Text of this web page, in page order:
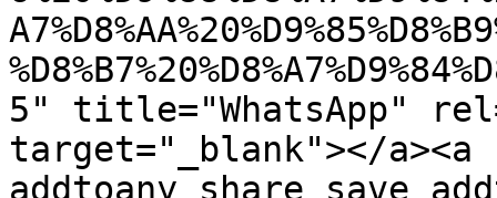
5" title="WhatsApp"
target="_blank"></a><a
addtoany_share_save